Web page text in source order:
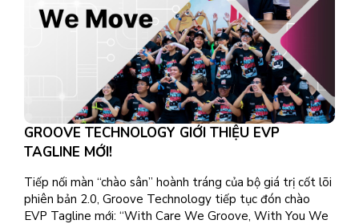
GROOVE TECHNOLOGY GIỚI THIỆU EVP
TAGLINE MỚI!
Tiếp nối màn “chào sân” hoành tráng của bộ giá trị cốt lõi
phiên bản 2.0, Groove Technology tiếp tục đón chào
EVP Tagline mới: “With Care We Groove, With You We